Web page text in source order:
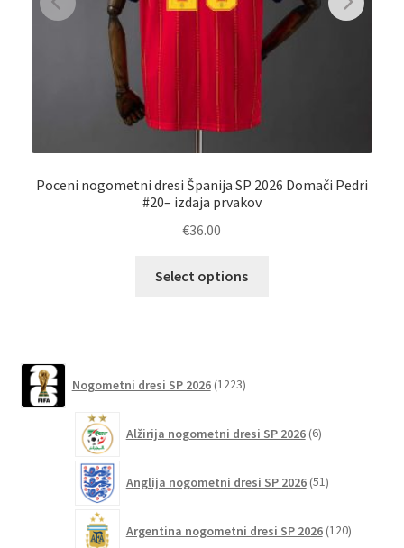
Poceni nogometni dresi Španija SP 2026 Domači Pedri
#20– izdaja prvakov
€36.00
Select options
na
izdelka
Nogometni dresi SP 2026 1223izdelkov
Alžirija nogometni dresi SP 2026 6izdelkov
Anglija nogometni dresi SP 2026 51izdelkov
Argentina nogometni dresi SP 2026 120izdelkov